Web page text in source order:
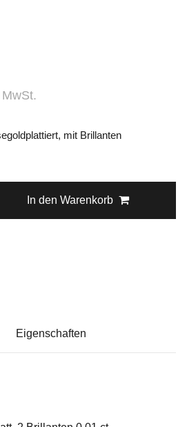
mit Brillanten
In den Warenkorb
Eigenschaften